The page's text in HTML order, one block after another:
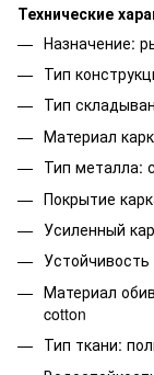
Технические
Назначение:
Тип
Тип
Материал
Тип металла:
Покрытие
Усиленный
Материал
cotton
Тип ткани: